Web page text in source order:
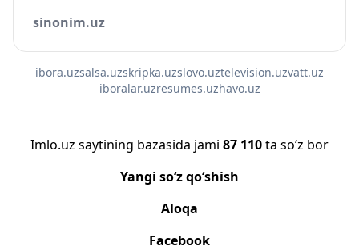
sinonim.uz
ibora.uzsalsa.uzskripka.uzslovo.uztelevision.uzvatt.uz
iboralar.uzresumes.uzhavo.uz
Imlo.uz saytining bazasida jami 87 110ta so‘z bor
Yangi so‘z qo‘shish
Aloqa
Facebook